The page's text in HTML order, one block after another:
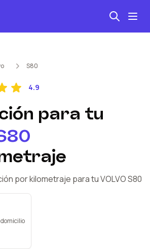
S80
4.9
para tu
por kilometraje para tu VOLVOS80